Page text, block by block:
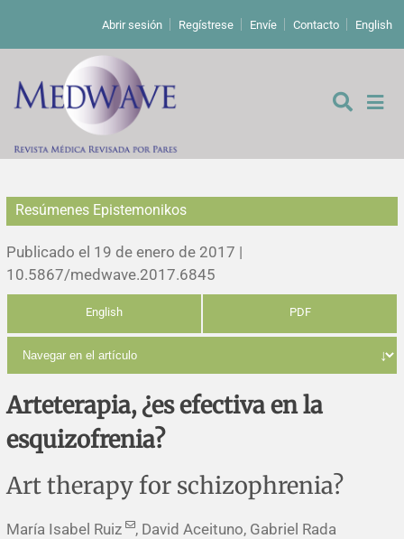
Abrir sesión Regístrese Envíe Contacto English
De los editores
Editoriales
Comentarios
Cartas a los editores
Errata y notas de reserva
Estudios originales
Estudios cualitativos
Revisiones sistemáticas
Análisis
Revisiones clínicas
Comunicaciones breves
Resúmenes Epistemonikos
Publicado el 19 de enero de 2017 |
10.5867/medwave.2017.6845
English PDF
Arteterapia, ¿es efectiva en la
esquizofrenia?
Art therapy for schizophrenia?
María Isabel Ruiz , David Aceituno, Gabriel Rada